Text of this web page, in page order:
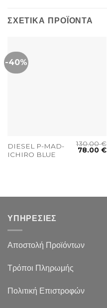
ΣΧΕΤΙΚΆ ΠΡΟΪΌΝΤΑ
-40%
DIESEL P-MAD-
ICHIRO BLUE
130.00€
78.00€
ΥΠΗΡΕΣΙΕΣ
Αποστολή Προϊόντων
Τρόποι Πληρωμής
Πολιτική Επιστροφών